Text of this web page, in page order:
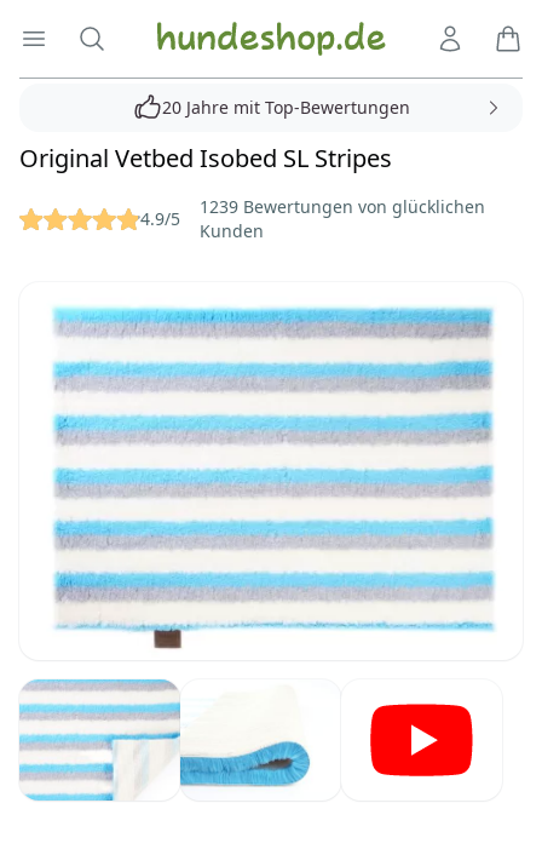
Menü öffnen
Suche Hundeshop.de
20 Jahre mit Top-Bewertungen
Original Vetbed Isobed SL Stripes
Reviews 4.9/5
1239 Bewertungen von glücklichen
Kunden